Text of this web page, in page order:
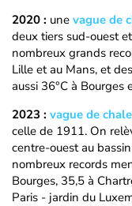
2020 : une vague de
deux tiers sud-ouest
nombreux grands
Lille et au Mans, et
aussi 36°C à Bourges
2023 : vague de
celle de 1911. On
centre-ouest au
nombreux records
Bourges, 35,5 à
Paris - jardin du